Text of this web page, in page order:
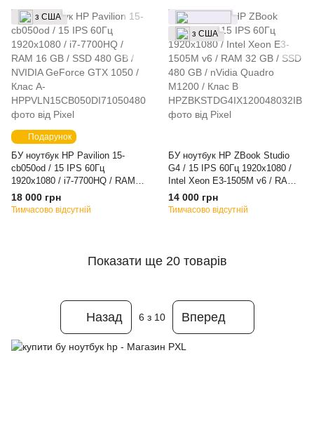
Подарунок
з США
БУ ноутбук HP Pavilion 15-
cb050od / 15 IPS 60Гц
1920x1080 / i7-7700HQ / RAM
16 GB / SSD 480 GB / NVIDIA
GeForce GTX 1050 / Клас A-
18 000 грн
Тимчасово відсутній
з США
БУ ноутбук HP ZBook Studio
G4 / 15 IPS 60Гц 1920x1080 /
Intel Xeon E3-1505M v6 / RAM
32 GB / SSD 480 GB / nVidia
Quadro M1200 / Клас B
14 000 грн
Тимчасово відсутній
Показати ще 20 товарів
Назад 6 з 10 Вперед